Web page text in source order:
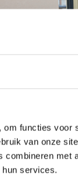
functies voor
van onze
met
services.